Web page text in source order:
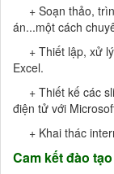
+ Soạn thảo,
án...một cách
+ Thiết lập, xử lý
Excel.
+ Thiết kế các
điện tử với
+ Khai thác
Cam kết đào